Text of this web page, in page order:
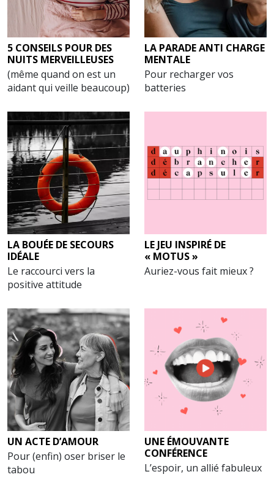
5 CONSEILS POUR DES
NUITS MERVEILLEUSES
(même quand on est un
aidant qui veille beaucoup)
LA PARADE ANTI CHARGE
MENTALE
Pour recharger vos
batteries
LA BOUÉE DE SECOURS
IDÉALE
Le raccourci vers la
positive attitude
LE JEU INSPIRÉ DE
« MOTUS »
Auriez-vous fait mieux ?
UN ACTE D’AMOUR
Pour (enfin) oser briser le
tabou
UNE ÉMOUVANTE
CONFÉRENCE
L’espoir, un allié fabuleux